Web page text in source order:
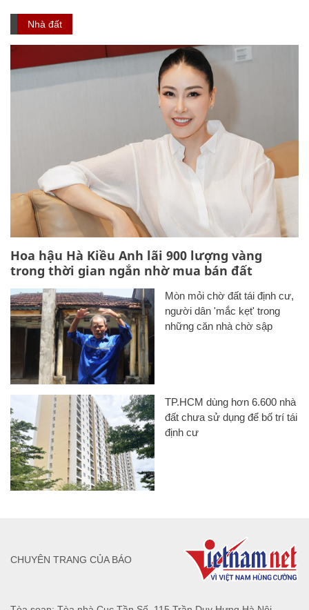
Nhà đất
Hoa hậu Hà Kiều Anh lãi 900 lượng vàng
trong thời gian ngắn nhờ mua bán đất
Mòn mỏi chờ đất tái định cư,
người dân 'mắc kẹt' trong
những căn nhà chờ sập
TP.HCM dùng hơn 6.600 nhà
đất chưa sử dụng để bố trí tái
định cư
CHUYÊN TRANG CỦA BÁO